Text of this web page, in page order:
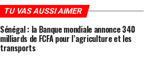
TU VAS AUSSI AIMER
Sénégal : la Banque mondiale annonce 340
milliards de FCFA pour l’agriculture et les
transports